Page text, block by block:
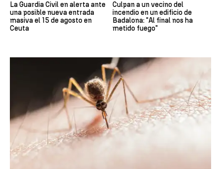
La Guardia Civil en alerta ante
una posible nueva entrada
masiva el 15 de agosto en
Ceuta
Culpan a un vecino del
incendio en un edificio de
Badalona: "Al final nos ha
metido fuego"